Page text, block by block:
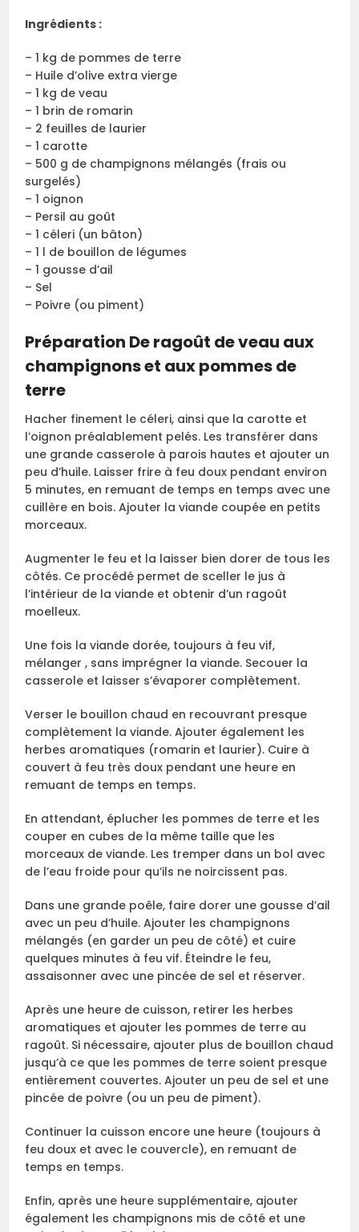
Ingrédients :
– 1 kg de pommes de terre
– Huile d’olive extra vierge
– 1 kg de veau
– 1 brin de romarin
– 2 feuilles de laurier
– 1 carotte
– 500 g de champignons mélangés (frais ou
surgelés)
– 1 oignon
– Persil au goût
– 1 céleri (un bâton)
– 1 l de bouillon de légumes
– 1 gousse d’ail
– Sel
– Poivre (ou piment)
Préparation De ragoût de veau aux
champignons et aux pommes de
terre
Hacher finement le céleri, ainsi que la carotte et
l’oignon préalablement pelés. Les transférer dans
une grande casserole à parois hautes et ajouter un
peu d’huile. Laisser frire à feu doux pendant environ
5 minutes, en remuant de temps en temps avec une
cuillère en bois. Ajouter la viande coupée en petits
morceaux.
Augmenter le feu et la laisser bien dorer de tous les
côtés. Ce procédé permet de sceller le jus à
l’intérieur de la viande et obtenir d’un ragoût
moelleux.
Une fois la viande dorée, toujours à feu vif,
mélanger , sans imprégner la viande. Secouer la
casserole et laisser s’évaporer complètement.
Verser le bouillon chaud en recouvrant presque
complètement la viande. Ajouter également les
herbes aromatiques (romarin et laurier). Cuire à
couvert à feu très doux pendant une heure en
remuant de temps en temps.
En attendant, éplucher les pommes de terre et les
couper en cubes de la même taille que les
morceaux de viande. Les tremper dans un bol avec
de l’eau froide pour qu’ils ne noircissent pas.
Dans une grande poêle, faire dorer une gousse d’ail
avec un peu d’huile. Ajouter les champignons
mélangés (en garder un peu de côté) et cuire
quelques minutes à feu vif. Éteindre le feu,
assaisonner avec une pincée de sel et réserver.
Après une heure de cuisson, retirer les herbes
aromatiques et ajouter les pommes de terre au
ragoût. Si nécessaire, ajouter plus de bouillon chaud
jusqu’à ce que les pommes de terre soient presque
entièrement couvertes. Ajouter un peu de sel et une
pincée de poivre (ou un peu de piment).
Continuer la cuisson encore une heure (toujours à
feu doux et avec le couvercle), en remuant de
temps en temps.
Enfin, après une heure supplémentaire, ajouter
également les champignons mis de côté et une